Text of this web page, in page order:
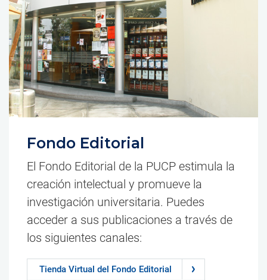
Fondo Editorial
El Fondo Editorial de la PUCP estimula la
creación intelectual y promueve la
investigación universitaria. Puedes
acceder a sus publicaciones a través de
los siguientes canales:
Tienda Virtual del Fondo Editorial